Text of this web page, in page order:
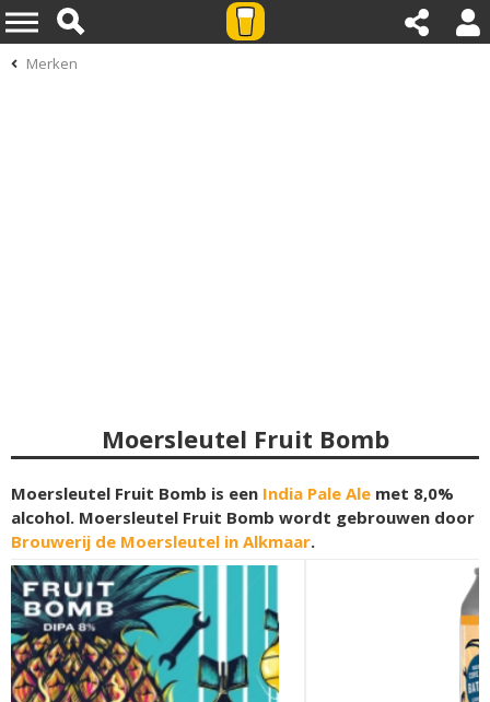
Merken
Moersleutel Fruit Bomb
Moersleutel Fruit Bomb is een India Pale Ale met 8,0%
alcohol. Moersleutel Fruit Bomb wordt gebrouwen door
Brouwerij de Moersleutel in Alkmaar.